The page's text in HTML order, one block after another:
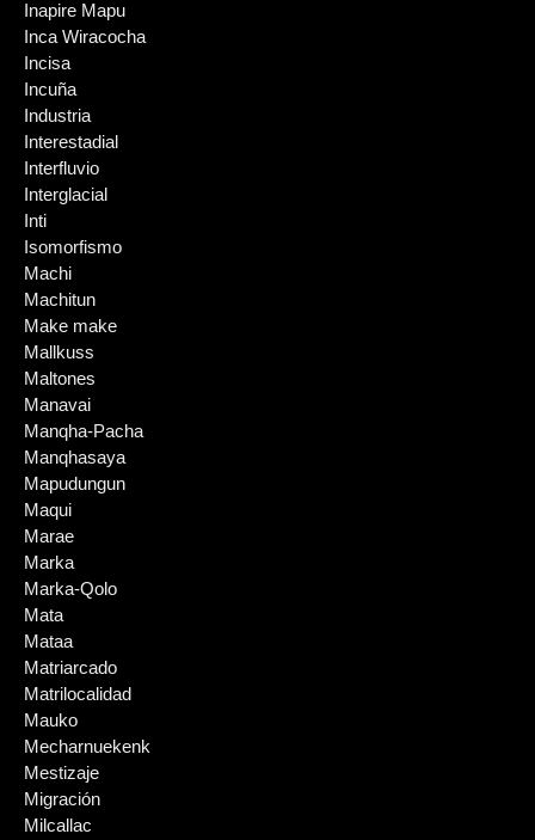
Inapire Mapu
Inca Wiracocha
Incisa
Incuña
Industria
Interestadial
Interfluvio
Interglacial
Inti
Isomorfismo
Machi
Machitun
Make make
Mallkuss
Maltones
Manavai
Manqha-Pacha
Manqhasaya
Mapudungun
Maqui
Marae
Marka
Marka-Qolo
Mata
Mataa
Matriarcado
Matrilocalidad
Mauko
Mecharnuekenk
Mestizaje
Migración
Milcallac